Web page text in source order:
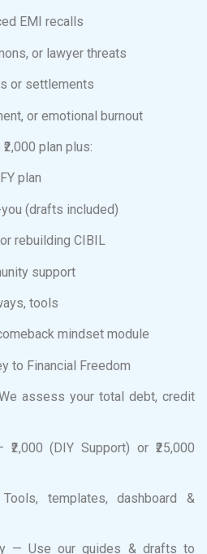
EMI recalls
or lawyer threats
or settlements
or emotional burnout
plan plus:
plan
(drafts included)
rebuilding CIBIL
support
tools
mindset module
to Financial Freedom
assess your total debt, credit
(DIY Support) or ₹25,000
templates, dashboard &
— Use our guides & drafts to